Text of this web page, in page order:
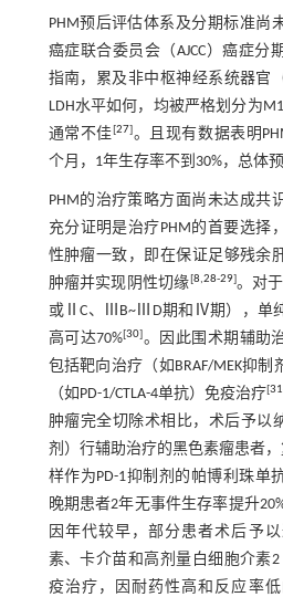
PHM预后评估体系及分期标准尚
癌症联合委员会（AJCC）癌症分
指南，累及非中枢神经系统器官
LDH水平如何，均被严格划分为
通常不佳[27]。且现有数据表明
个月，1年生存率不到30%，总体
PHM的治疗策略方面尚未达成共
充分证明是治疗PHM的首要选择
性肿瘤一致，即在保证足够残余
肿瘤并实现阴性切缘[8,28-29]。对
或ⅡC、ⅢB~ⅢD期和Ⅳ期），单
高可达70%[30]。因此围术期辅助
包括靶向治疗（如BRAF/MEK抑
（如PD-1/CTLA-4单抗）免疫治疗[31
肿瘤完全切除术相比，术后予以
剂）行辅助治疗的黑色素瘤患者，
样作为PD-1抑制剂的帕博利珠单
晚期患者2年无事件生存率提升
因年代较早，部分患者术后予
素、卡介苗和高剂量白细胞介素
疫治疗，因耐药性高和反应率